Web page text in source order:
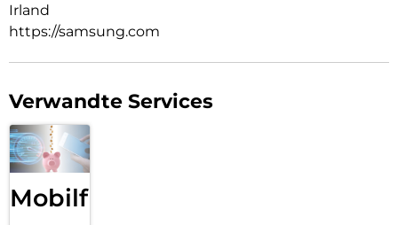
Irland
https://samsung.com
Verwandte Services
Mobilfunk